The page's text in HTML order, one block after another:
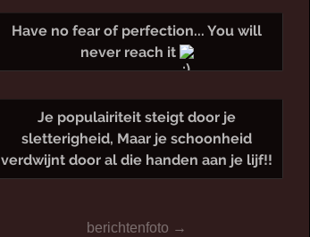
Have no fear of perfection... You will
never reach it
Je populairiteit steigt door je
sletterigheid, Maar je schoonheid
verdwijnt door al die handen aan je lijf!!
berichtenfoto →